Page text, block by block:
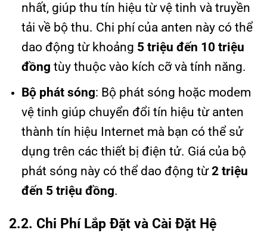
nhất, giúp thu tín hiệu từ vệ tinh và truyền
tải về bộ thu. Chi phí của anten này có thể
dao động từ khoảng 5 triệu đến 10 triệu
đồng tùy thuộc vào kích cỡ và tính năng.
Bộ phát sóng: Bộ phát sóng hoặc modem
vệ tinh giúp chuyển đổi tín hiệu từ anten
thành tín hiệu Internet mà bạn có thể sử
dụng trên các thiết bị điện tử. Giá của bộ
phát sóng này có thể dao động từ2 triệu
đến 5 triệu đồng.
2.2. Chi Phí Lắp Đặt và Cài Đặt Hệ